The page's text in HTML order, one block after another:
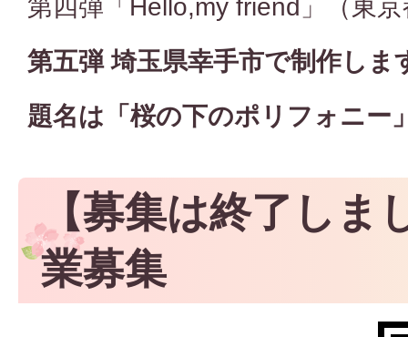
第四弾「Hello,my friend」（東
第五弾 埼玉県幸手市で制作しま
題名は「桜の下のポリフォニー
【募集は終了しま
業募集